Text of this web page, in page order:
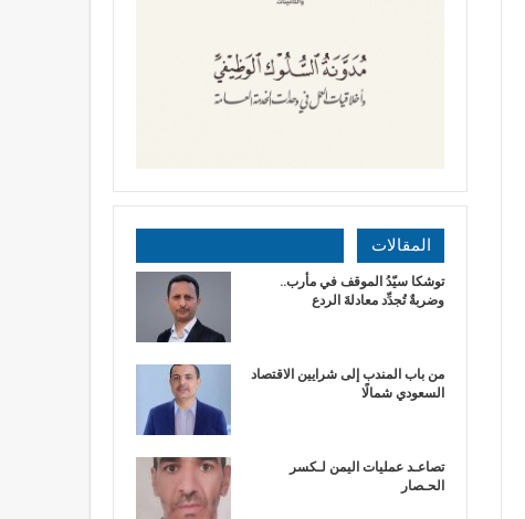
المقالات
توشكا سيّدُ الموقف في مأرب..
وضربةٌ تُجدِّد معادلةَ الردع
من باب المندب إلى شرايين الاقتصاد
السعودي شمالًا
تصاعـد عمليات اليمن لـكسر
الحـصار